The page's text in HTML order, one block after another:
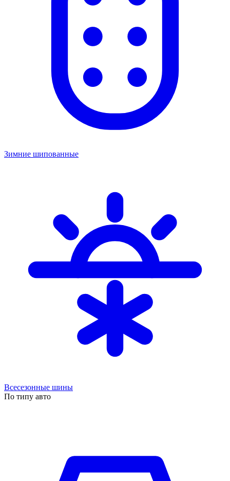
Зимние шипованные
Всесезонные шины
По типу авто